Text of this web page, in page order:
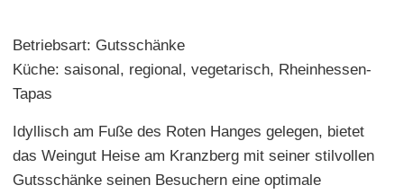
Betriebsart: Gutsschänke
Küche: saisonal, regional, vegetarisch, Rheinhessen-
Tapas
Idyllisch am Fuße des Roten Hanges gelegen, bietet
das Weingut Heise am Kranzberg mit seiner stilvollen
Gutsschänke seinen Besuchern eine optimale